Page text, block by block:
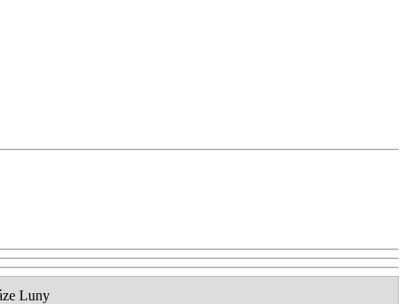
Luny